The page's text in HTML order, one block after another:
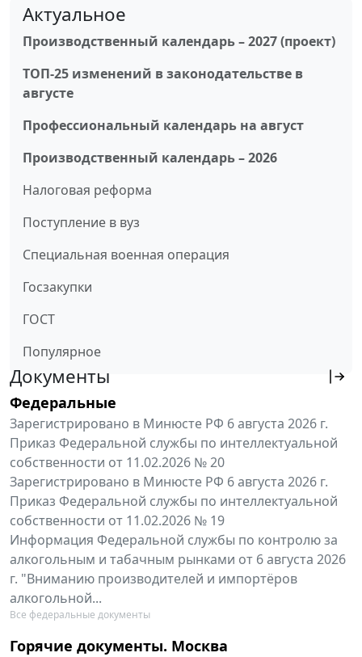
Актуальное
Производственный календарь – 2027 (проект)
ТОП-25 изменений в законодательстве в
августе
Профессиональный календарь на август
Производственный календарь – 2026
Налоговая реформа
Поступление в вуз
Специальная военная операция
Госзакупки
ГОСТ
Популярное
Документы
Федеральные
Зарегистрировано в Минюсте РФ 6 августа 2026 г.
Приказ Федеральной службы по интеллектуальной
собственности от 11.02.2026 № 20
Зарегистрировано в Минюсте РФ 6 августа 2026 г.
Приказ Федеральной службы по интеллектуальной
собственности от 11.02.2026 № 19
Информация Федеральной службы по контролю за
алкогольным и табачным рынками от 6 августа 2026
г. "Вниманию производителей и импортёров
алкогольной...
Все федеральные документы
Горячие документы. Москва